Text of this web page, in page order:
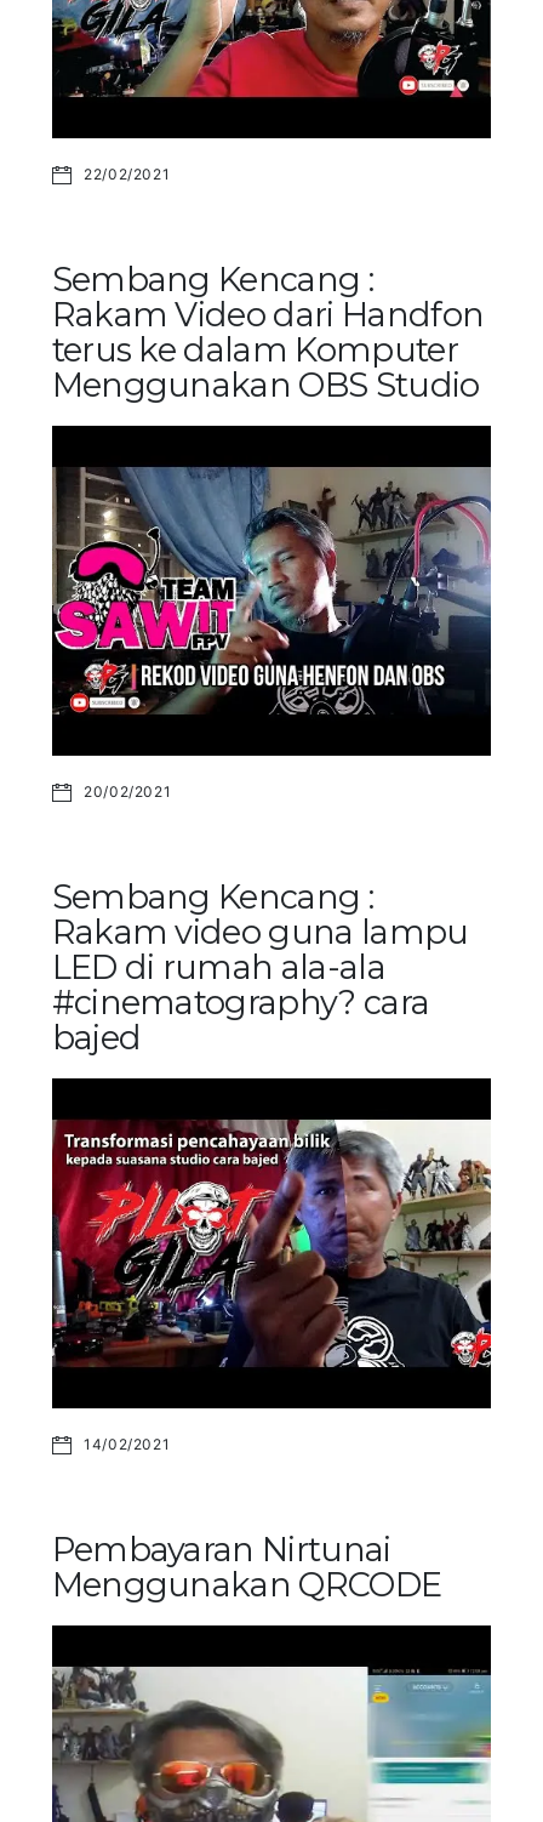
22/02/2021
Sembang Kencang :
Rakam Video dari Handfon
terus ke dalam Komputer
Menggunakan OBS Studio
20/02/2021
Sembang Kencang :
Rakam video guna lampu
LED di rumah ala-ala
#cinematography? cara
bajed
14/02/2021
Pembayaran Nirtunai
Menggunakan QRCODE